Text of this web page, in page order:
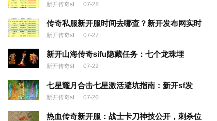
新开传奇sf 07-28
传奇私服新开服时间去哪查？新开发布网实时
新开传奇sf 07-27
新开山海传奇sifu隐藏任务：七个龙珠埋
新开传奇sf 07-22
七星耀月合击七星激活避坑指南：新开sf发
新开传奇sf 07-20
热血传奇新开服：战士卡刀神技公开，刺杀位